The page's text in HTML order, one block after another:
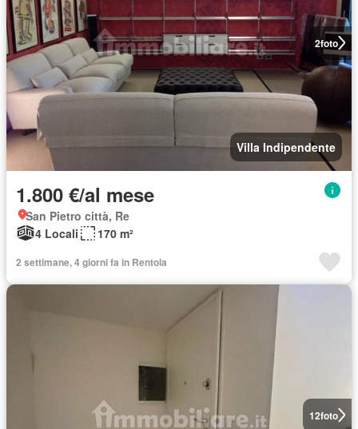
2foto
Villa Indipendente
1.800 €/al mese
San Pietro città, Re
4 Locali
170 m²
2 settimane, 4 giorni fa in Rentola
12foto